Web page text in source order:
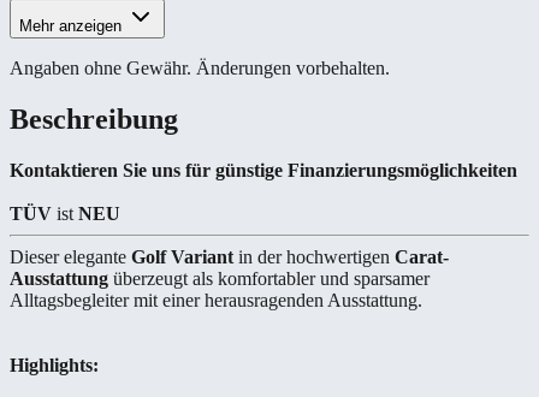
Mehr anzeigen
Angaben ohne Gewähr. Änderungen vorbehalten.
Beschreibung
Kontaktieren Sie uns für günstige Finanzierungsmöglichkeiten
TÜV ist NEU
Dieser elegante Golf Variant in der hochwertigen Carat-
Ausstattung überzeugt als komfortabler und sparsamer
Alltagsbegleiter mit einer herausragenden Ausstattung.
Highlights: